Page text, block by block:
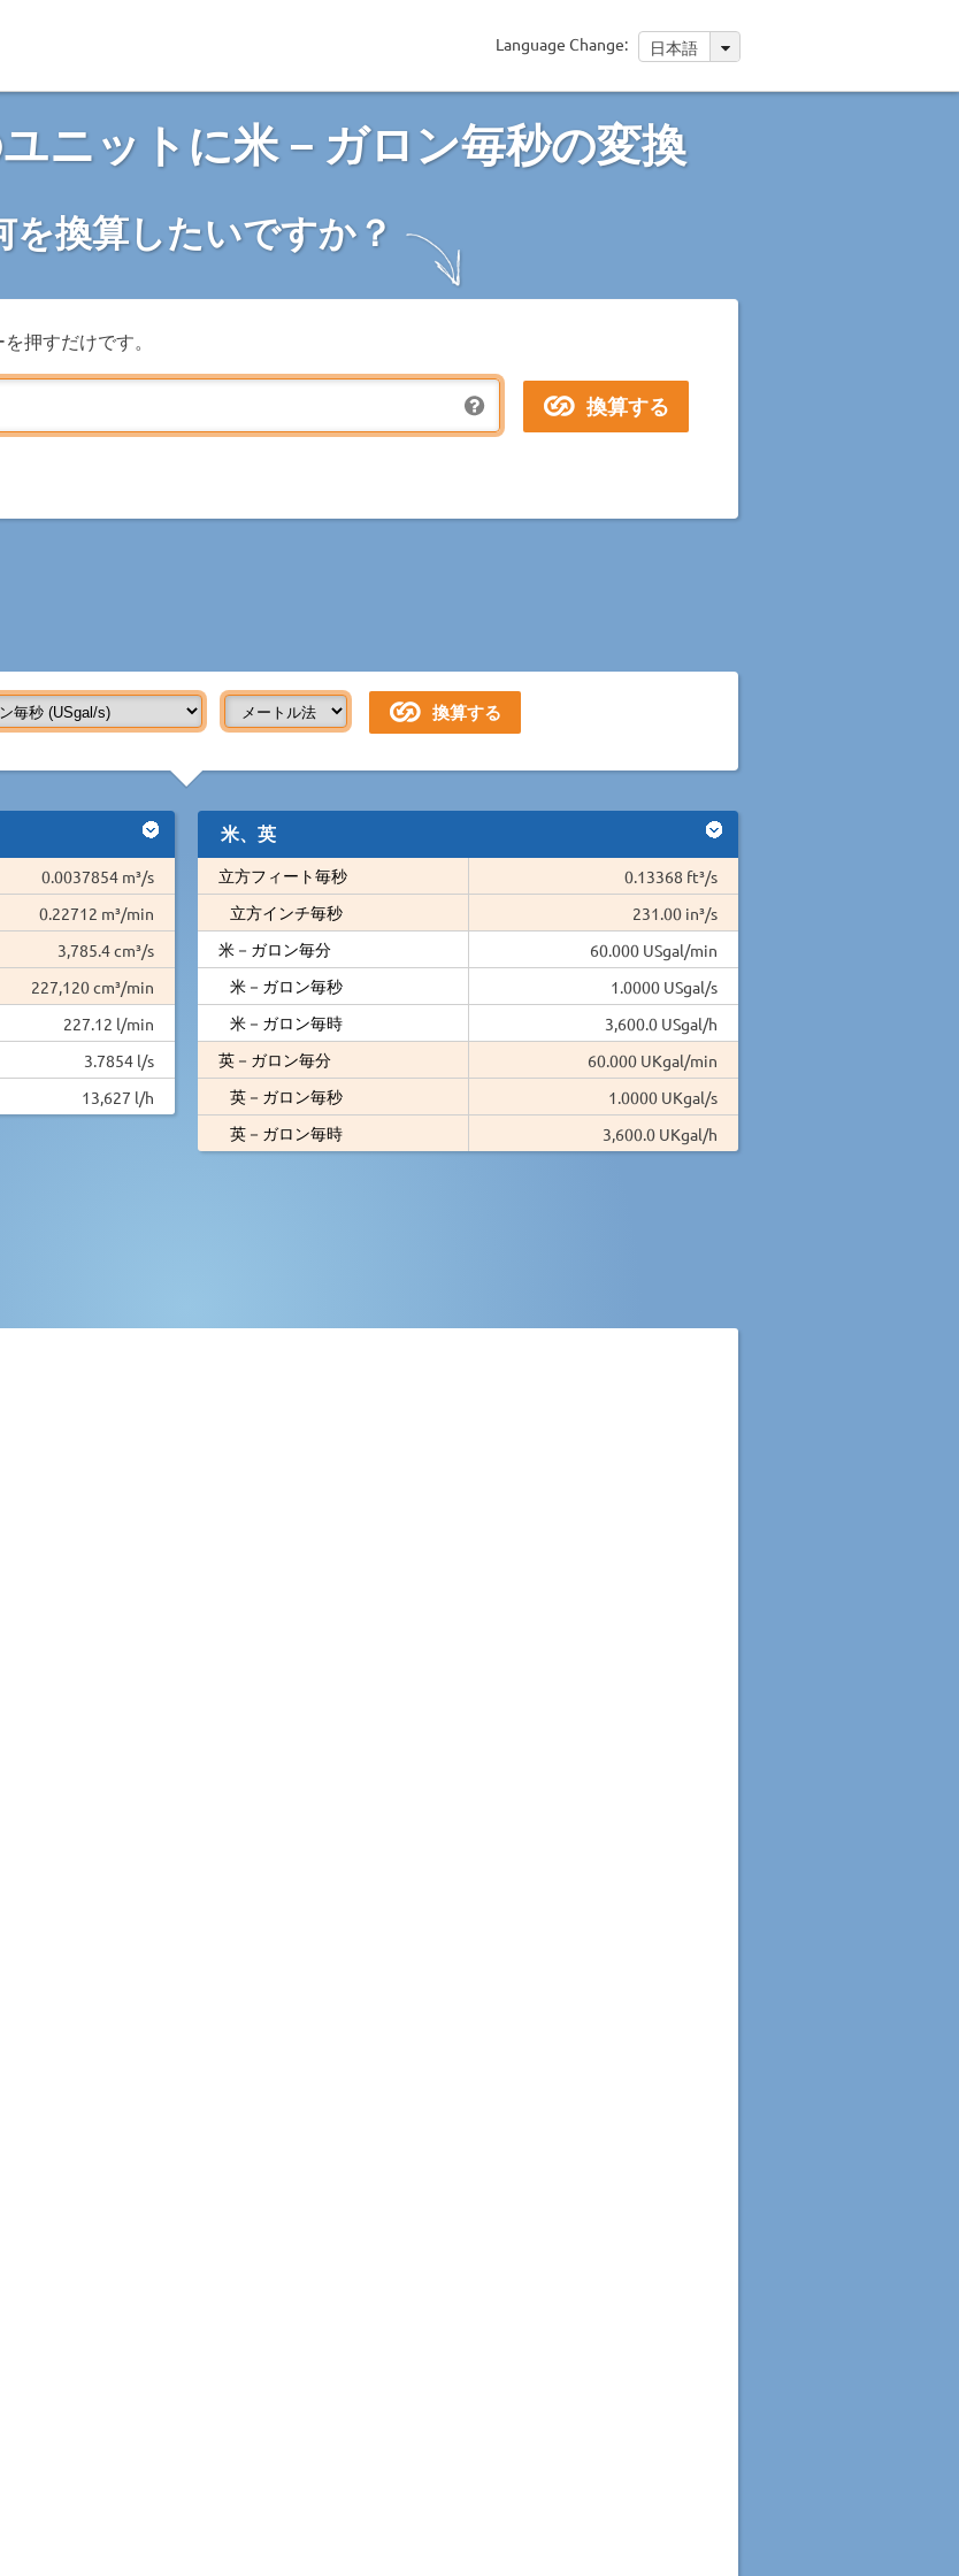
Language Change: 日本語
ニットに米－ガロン毎秒の変換
を換算したいですか？
押すだけです。
0.0037854 m³/s
0.22712 m³/min
3,785.4 cm³/s
227,120 cm³/min
227.12 l/min
3.7854 l/s
13,627 l/h
米、英
立方フィート毎秒
0.13368 ft³/s
立方インチ毎秒
231.00 in³/s
米－ガロン毎分
60.000 USgal/min
米－ガロン毎秒
1.0000 USgal/s
米－ガロン毎時
3,600.0 USgal/h
英－ガロン毎分
60.000 UKgal/min
英－ガロン毎秒
1.0000 UKgal/s
英－ガロン毎時
3,600.0 UKgal/h